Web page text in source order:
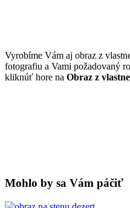
Vyrobíme Vám aj obraz z
fotografiu a Vami požadovaný
kliknúť hore na Obraz z
Mohlo by sa Vám páčiť